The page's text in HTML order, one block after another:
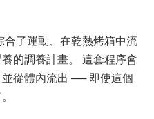
了運動、在乾熱烤箱中流
的調養計畫。 這套程序會
從體內流出 ── 即使這個